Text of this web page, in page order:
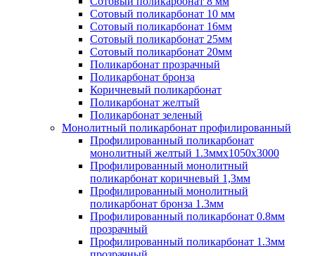
Сотовый поликарбонат 10 мм
Сотовый поликарбонат 16мм
Сотовый поликарбонат 25мм
Сотовый поликарбонат 20мм
Поликарбонат прозрачный
Поликарбонат бронза
Коричневый поликарбонат
Поликарбонат желтый
Поликарбонат зеленый
Монолитный поликарбонат профилированный
Профилированный поликарбонат
монолитный желтый 1.3ммх1050х3000
Профилированный монолитный
поликарбонат коричневый 1,3мм
Профилированный монолитный
поликарбонат бронза 1.3мм
Профилированный поликарбонат 0.8мм
прозрачный
Профилированный поликарбонат 1.3мм